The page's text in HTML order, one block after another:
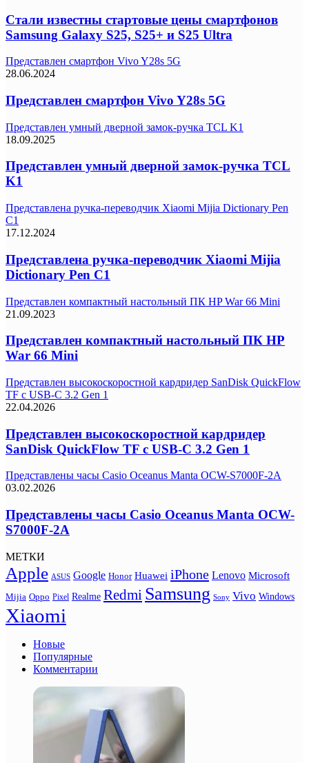
Стали известны стартовые цены смартфонов
Samsung Galaxy S25, S25+ и S25 Ultra
Представлен смартфон Vivo Y28s 5G
28.06.2024
Представлен смартфон Vivo Y28s 5G
Представлен умный дверной замок-ручка TCL K1
18.09.2025
Представлен умный дверной замок-ручка TCL
K1
Представлена ручка-переводчик Xiaomi Mijia Dictionary Pen
C1
17.12.2024
Представлена ручка-переводчик Xiaomi Mijia
Dictionary Pen C1
Представлен компактный настольный ПК HP War 66 Mini
21.09.2023
Представлен компактный настольный ПК HP
War 66 Mini
Представлен высокоскоростной кардридер SanDisk QuickFlow
TF с USB-C 3.2 Gen 1
22.04.2026
Представлен высокоскоростной кардридер
SanDisk QuickFlow TF с USB-C 3.2 Gen 1
Представлены часы Casio Oceanus Manta OCW-S7000F-2A
03.02.2026
Представлены часы Casio Oceanus Manta OCW-
S7000F-2A
МЕТКИ
Apple ASUS Google Honor Huawei iPhone Lenovo Microsoft
Mijia Oppo Pixel Realme Redmi Samsung Sony Vivo Windows
Xiaomi
Новые
Популярные
Комментарии